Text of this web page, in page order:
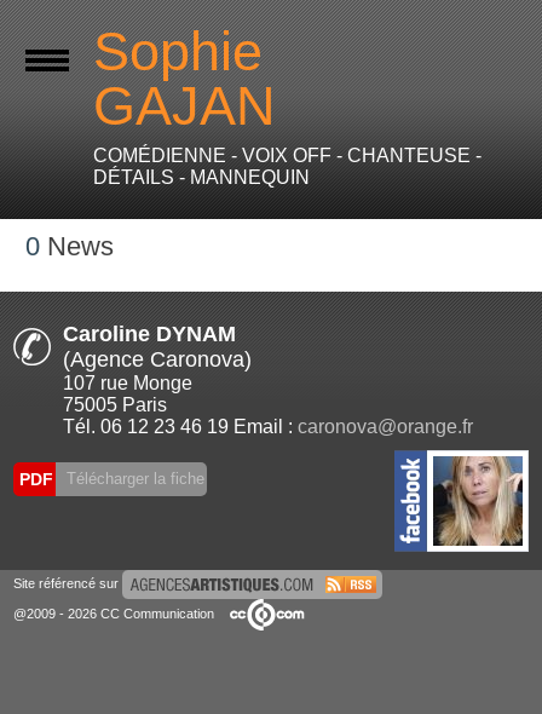
Sophie
GAJAN
COMÉDIENNE - VOIX OFF - CHANTEUSE -
DÉTAILS - MANNEQUIN
0 News
Caroline DYNAM
(Agence Caronova)
107 rue Monge
75005 Paris
Tél. 06 12 23 46 19 Email :caronova@orange.fr
PDF Télécharger la fiche
Site référencé sur
@2009 - 2026 CC Communication